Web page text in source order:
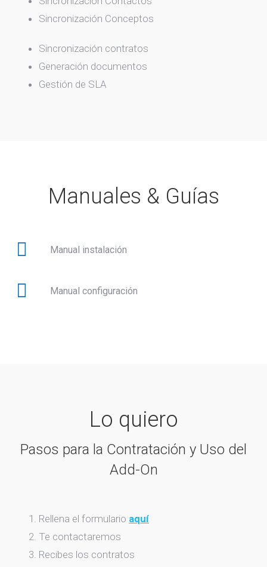
Sincronización Conceptos
Sincronización contratos
Generación documentos
Gestión de SLA
Manuales & Guías
Manual instalación
Manual configuración
Lo quiero
Pasos para la Contratación y Uso del
Add-On
Rellena el formulario aquí
Te contactaremos
Recibes los contratos